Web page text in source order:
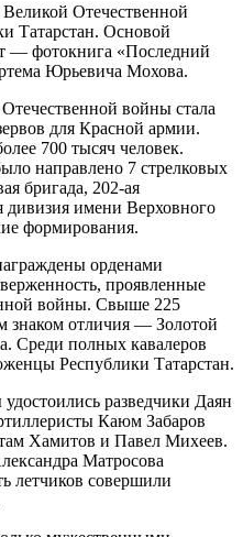
Отечественной
Татарстан. Основой
— фотокнига «Последний
Юрьевича Мохова.
войны стала
для Красной армии.
700 тысяч человек.
направлено 7 стрелковых
бригада, 202-ая
дивизия имени Верховного
формирования.
орденами
проявленные
войны. Свыше 225
знаком отличия — Золотой
Среди полных кавалеров
Республики Татарстан.
разведчики Даян
Каюм Забаров
Хамитов и Павел Михеев.
Матросова
летчиков совершили